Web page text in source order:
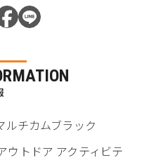
ルチカムブラック
ウトドア アクティビテ